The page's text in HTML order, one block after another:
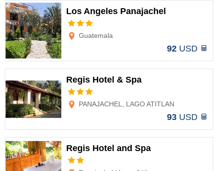
Los Angeles Panajachel
Guatemala
92 USD
Regis Hotel & Spa
PANAJACHEL, LAGO ATITLAN
93 USD
Regis Hotel and Spa